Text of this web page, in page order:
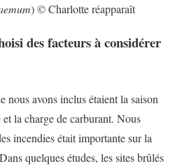
) © Charlotte réapparaît
des facteurs à considérer
nous avons inclus étaient la saison
et la charge de carburant. Nous
incendies était importante sur la
quelques études, les sites brûlés